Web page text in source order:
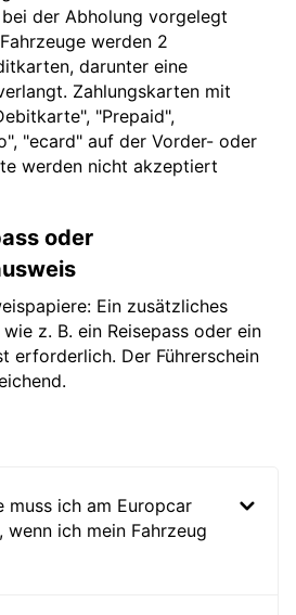
der Abholung vorgelegt
werden 2
darunter eine
Zahlungskarten mit
"Prepaid",
"ecard" auf der Vorder- oder
werden nicht akzeptiert
oder
Ein zusätzliches
z. B. ein Reisepass oder ein
erforderlich. Der Führerschein
muss ich am Europcar
ich mein Fahrzeug